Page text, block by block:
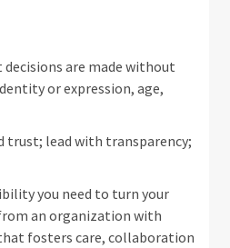
are made without
or expression, age,
trust; lead with transparency;
you need to turn your
an organization with
fosters care, collaboration